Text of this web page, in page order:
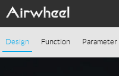
Home
Design Function Parameter